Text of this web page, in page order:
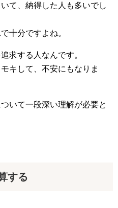
て、納得した人も多いでし
十分ですよね。
求する人なんです。
キして、不安にもなりま
いて一段深い理解が必要と
する